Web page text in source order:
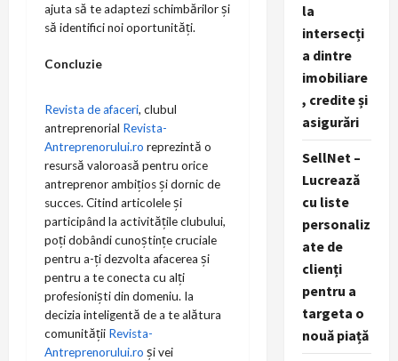
ajuta să te adaptezi schimbărilor și
să identifici noi oportunități.
Concluzie
Revista de afaceri, clubul
antreprenorial Revista-
Antreprenorului.ro reprezintă o
resursă valoroasă pentru orice
antreprenor ambițios și dornic de
succes. Citind articolele și
participând la activitățile clubului,
poți dobândi cunoștințe cruciale
pentru a-ți dezvolta afacerea și
pentru a te conecta cu alți
profesioniști din domeniu. Ia
decizia inteligentă de a te alătura
comunității Revista-
Antreprenorului.ro și vei
la
intersecți
a dintre
imobiliare
, credite și
asigurări
SellNet –
Lucrează
cu liste
personaliz
ate de
clienți
pentru a
targeta o
nouă piață